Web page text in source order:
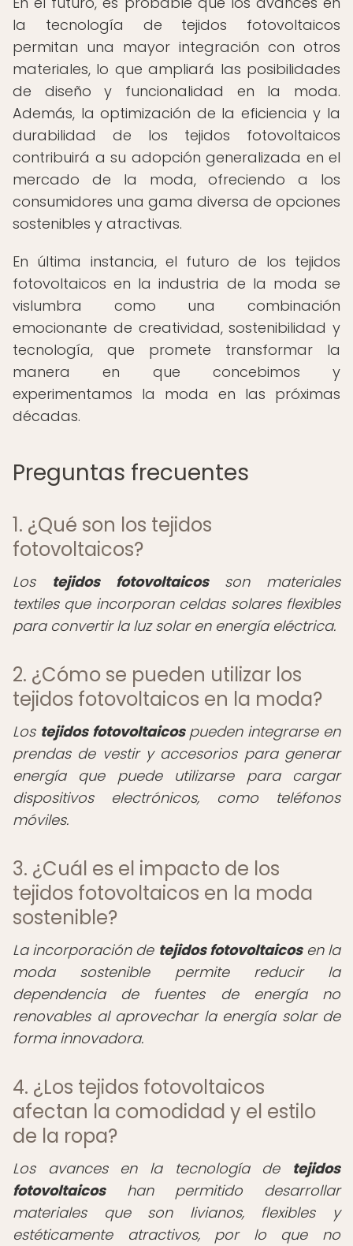
la tecnología de tejidos fotovoltaicos
permitan una mayor integración con otros
materiales, lo que ampliará las posibilidades
de diseño y funcionalidad en la moda.
Además, la optimización de la eficiencia y la
durabilidad de los tejidos fotovoltaicos
contribuirá a su adopción generalizada en el
mercado de la moda, ofreciendo a los
consumidores una gama diversa de opciones
sostenibles y atractivas.
En última instancia, el futuro de los tejidos
fotovoltaicos en la industria de la moda se
vislumbra como una combinación
emocionante de creatividad, sostenibilidad y
tecnología, que promete transformar la
manera en que concebimos y
experimentamos la moda en las próximas
décadas.
Preguntas frecuentes
1. ¿Qué son los tejidos
fotovoltaicos?
Los tejidos fotovoltaicosson materiales
textiles que incorporan celdas solares flexibles
para convertir la luz solar en energía eléctrica.
2. ¿Cómo se pueden utilizar los
tejidos fotovoltaicos en la moda?
Los tejidos fotovoltaicospueden integrarse en
prendas de vestir y accesorios para generar
energía que puede utilizarse para cargar
dispositivos electrónicos, como teléfonos
móviles.
3. ¿Cuál es el impacto de los
tejidos fotovoltaicos en la moda
sostenible?
La incorporación de tejidos fotovoltaicosen la
moda sostenible permite reducir la
dependencia de fuentes de energía no
renovables al aprovechar la energía solar de
forma innovadora.
4. ¿Los tejidos fotovoltaicos
afectan la comodidad y el estilo
de la ropa?
Los avances en la tecnología de tejidos
fotovoltaicoshan permitido desarrollar
materiales que son livianos, flexibles y
estéticamente atractivos, por lo que no